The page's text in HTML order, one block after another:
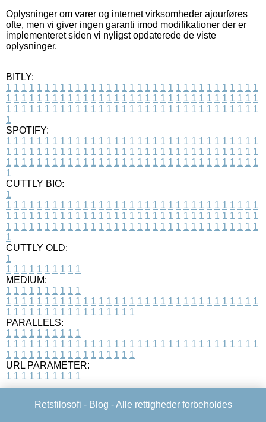
Oplysninger om varer og internet virksomheder ajourføres
ofte, men vi giver ingen garanti imod modifikationer der er
implementeret siden vi nyligst opdaterede de viste
oplysninger.
BITLY:
1 1 1 1 1 1 1 1 1 1 1 1 1 1 1 1 1 1 1 1 1 1 1 1 1 1 1 1 1 1 1 1 1
1 1 1 1 1 1 1 1 1 1 1 1 1 1 1 1 1 1 1 1 1 1 1 1 1 1 1 1 1 1 1 1 1
1 1 1 1 1 1 1 1 1 1 1 1 1 1 1 1 1 1 1 1 1 1 1 1 1 1 1 1 1 1 1 1 1
1
SPOTIFY:
1 1 1 1 1 1 1 1 1 1 1 1 1 1 1 1 1 1 1 1 1 1 1 1 1 1 1 1 1 1 1 1 1
1 1 1 1 1 1 1 1 1 1 1 1 1 1 1 1 1 1 1 1 1 1 1 1 1 1 1 1 1 1 1 1 1
1 1 1 1 1 1 1 1 1 1 1 1 1 1 1 1 1 1 1 1 1 1 1 1 1 1 1 1 1 1 1 1 1
1
CUTTLY BIO:
1
1 1 1 1 1 1 1 1 1 1 1 1 1 1 1 1 1 1 1 1 1 1 1 1 1 1 1 1 1 1 1 1 1
1 1 1 1 1 1 1 1 1 1 1 1 1 1 1 1 1 1 1 1 1 1 1 1 1 1 1 1 1 1 1 1 1
1 1 1 1 1 1 1 1 1 1 1 1 1 1 1 1 1 1 1 1 1 1 1 1 1 1 1 1 1 1 1 1 1
1
CUTTLY OLD:
1
1 1 1 1 1 1 1 1 1 1
MEDIUM:
1 1 1 1 1 1 1 1 1 1
1 1 1 1 1 1 1 1 1 1 1 1 1 1 1 1 1 1 1 1 1 1 1 1 1 1 1 1 1 1 1 1 1
1 1 1 1 1 1 1 1 1 1 1 1 1 1 1 1 1
PARALLELS:
1 1 1 1 1 1 1 1 1 1
1 1 1 1 1 1 1 1 1 1 1 1 1 1 1 1 1 1 1 1 1 1 1 1 1 1 1 1 1 1 1 1 1
1 1 1 1 1 1 1 1 1 1 1 1 1 1 1 1 1
URL PARAMETER:
1 1 1 1 1 1 1 1 1 1
Retsfilosofi - Blog - Alle rettigheder forbeholdes